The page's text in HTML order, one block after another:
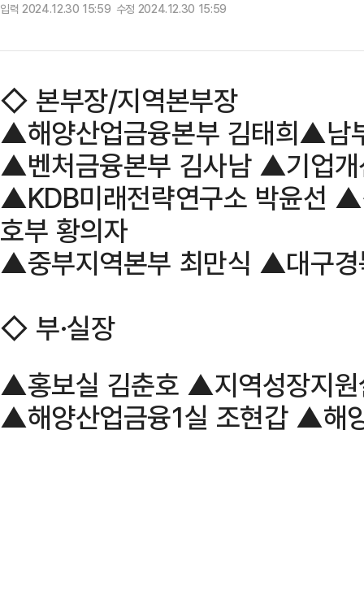
입력 2024.12.30 15:59 수정 2024.12.30 15:59
◇ 본부장/지역본부장
▲해양산업금융본부 김태희▲남
▲벤처금융본부 김사남 ▲기업개
▲KDB미래전략연구소 박윤선 ▲
호부 황의자
▲중부지역본부 최만식 ▲대구경
◇ 부·실장
▲홍보실 김춘호 ▲지역성장지원
▲해양산업금융1실 조현갑 ▲해